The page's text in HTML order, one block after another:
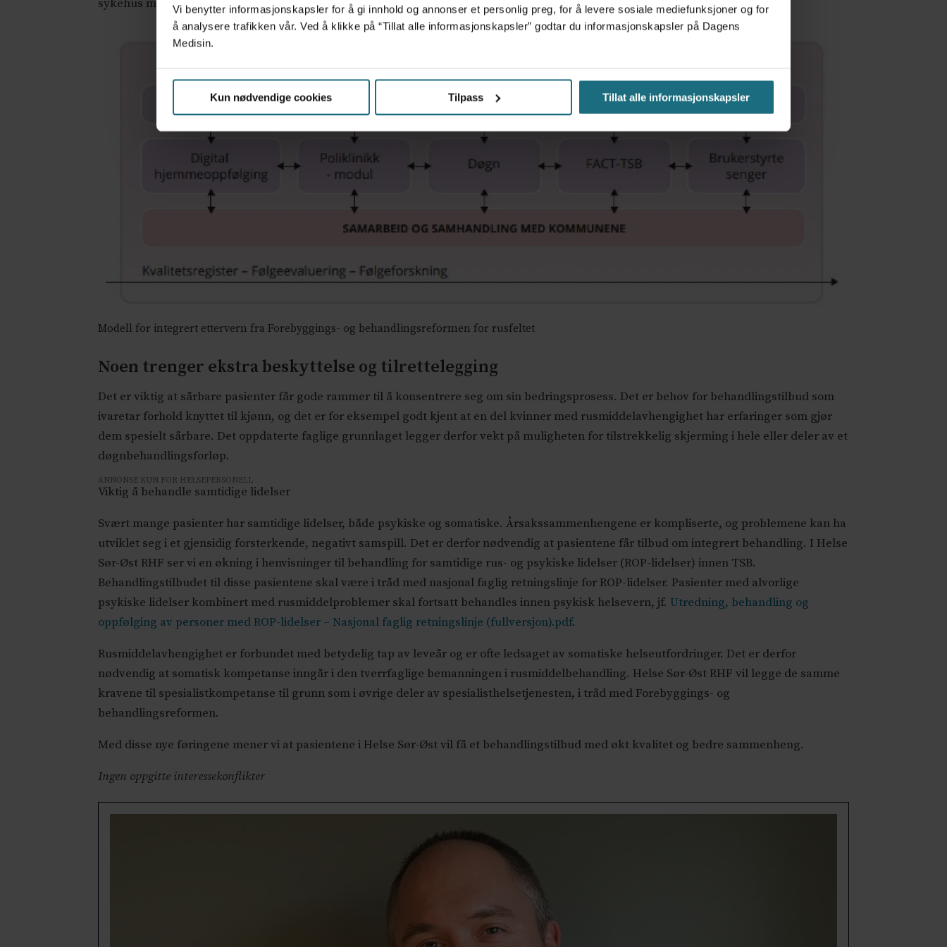
Vi benytter informasjonskapsler for å gi innhold og annonser et personlig preg, for å levere sosiale mediefunksjoner og for
å analysere trafikken vår. Ved å klikke på “Tillat alle informasjonskapsler” godtar du informasjonskapsler på Dagens
Medisin.
Kun nødvendige cookies Tilpass Tillat alle informasjonskapsler
sykehus med eget opptaksområde.
Modell for integrert ettervern fra Forebyggings- og behandlingsreformen for rusfeltet
Noen trenger ekstra beskyttelse og tilrettelegging
Det er viktig at sårbare pasienter får gode rammer til å konsentrere seg om sin bedringsprosess. Det er behov for behandlingstilbud som
ivaretar forhold knyttet til kjønn, og det er for eksempel godt kjent at en del kvinner med rusmiddelavhengighet har erfaringer som gjør
dem spesielt sårbare. Det oppdaterte faglige grunnlaget legger derfor vekt på muligheten for tilstrekkelig skjerming i hele eller deler av et
døgnbehandlingsforløp.
ANNONSE KUN FOR HELSEPERSONELL
Viktig å behandle samtidige lidelser
Svært mange pasienter har samtidige lidelser, både psykiske og somatiske. Årsakssammenhengene er kompliserte, og problemene kan ha
utviklet seg i et gjensidig forsterkende, negativt samspill. Det er derfor nødvendig at pasientene får tilbud om integrert behandling. I Helse
Sør-Øst RHF ser vi en økning i henvisninger til behandling for samtidige rus- og psykiske lidelser (ROP-lidelser) innen TSB.
Behandlingstilbudet til disse pasientene skal være i tråd med nasjonal faglig retningslinje for ROP-lidelser. Pasienter med alvorlige
psykiske lidelser kombinert med rusmiddelproblemer skal fortsatt behandles innen psykisk helsevern, jf. Utredning, behandling og
oppfølging av personer med ROP-lidelser – Nasjonal faglig retningslinje (fullversjon).pdf.
Rusmiddelavhengighet er forbundet med betydelig tap av leveår og er ofte ledsaget av somatiske helseutfordringer. Det er derfor
nødvendig at somatisk kompetanse inngår i den tverrfaglige bemanningen i rusmiddelbehandling. Helse Sør-Øst RHF vil legge de samme
kravene til spesialistkompetanse til grunn som i øvrige deler av spesialisthelsetjenesten, i tråd med Forebyggings- og
behandlingsreformen.
Med disse nye føringene mener vi at pasientene i Helse Sør-Øst vil få et behandlingstilbud med økt kvalitet og bedre sammenheng.
Ingen oppgitte interessekonflikter